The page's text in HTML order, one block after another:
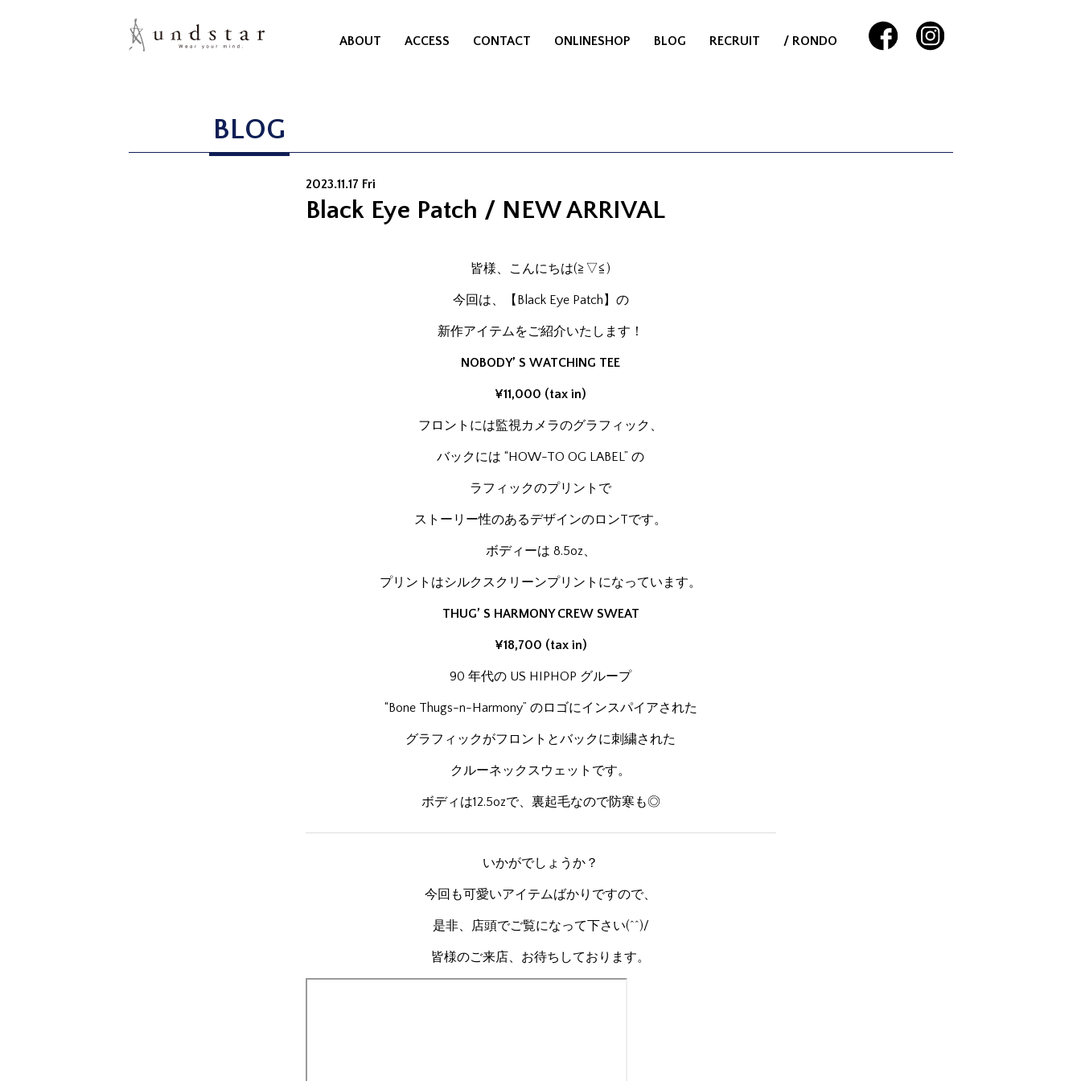
ABOUT ACCESS CONTACT ONLINESHOP BLOG RECRUIT / RONDO
BLOG
2023.11.17 Fri
Black Eye Patch / NEW ARRIVAL
皆様、こんにちは(≧▽≦)
今回は、【Black Eye Patch】の
新作アイテムをご紹介いたします！
NOBODY’ S WATCHING TEE
¥11,000 (tax in)
フロントには監視カメラのグラフィック、
バックには “HOW-TO OG LABEL” の
ラフィックのプリントで
ストーリー性のあるデザインのロンTです。
ボディーは 8.5oz、
プリントはシルクスクリーンプリントになっています。
THUG’ S HARMONY CREW SWEAT
¥18,700 (tax in)
90 年代の US HIPHOP グループ
“Bone Thugs-n-Harmony” のロゴにインスパイアされた
グラフィックがフロントとバックに刺繍された
クルーネックスウェットです。
ボディは12.5ozで、裏起毛なので防寒も◎
いかがでしょうか？
今回も可愛いアイテムばかりですので、
是非、店頭でご覧になって下さい(^^)/
皆様のご来店、お待ちしております。